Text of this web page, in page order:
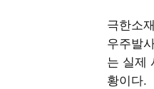
극한소
우주발
는 실제
황이다.